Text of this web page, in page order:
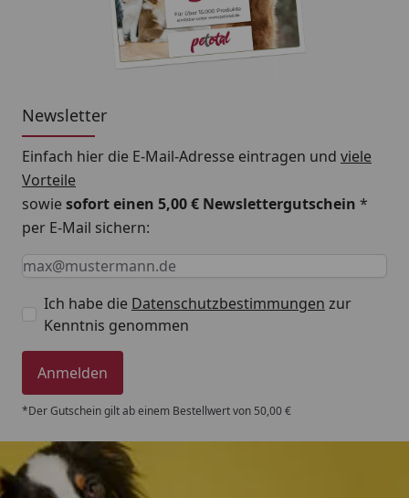
Newsletter
Einfach hier die E-Mail-Adresse eintragen und viele
Vorteile
sowiesofort einen 5,00 € Newslettergutschein *
per E-Mail sichern:
Keine Eingabe erforderlich
Eingabe erforderlich
E-Mail *
Ich habe die Datenschutzbestimmungen zur
Kenntnis genommen
Anmelden
*Der Gutschein gilt ab einem Bestellwert von 50,00 €